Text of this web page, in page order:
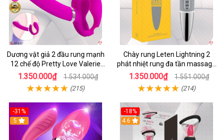
Dương vật giả 2 đầu rung mạnh
12 chế độ Pretty Love Valerie
mua ngay
1.350.000₫ 1.534.000₫
(215)
Chày rung Leten Lightning 2
phát nhiệt rung đa tần massage
toàn thân kích thích
1.350.000₫ 1.551.000₫
(214)
-31%
5
-18%
4.6